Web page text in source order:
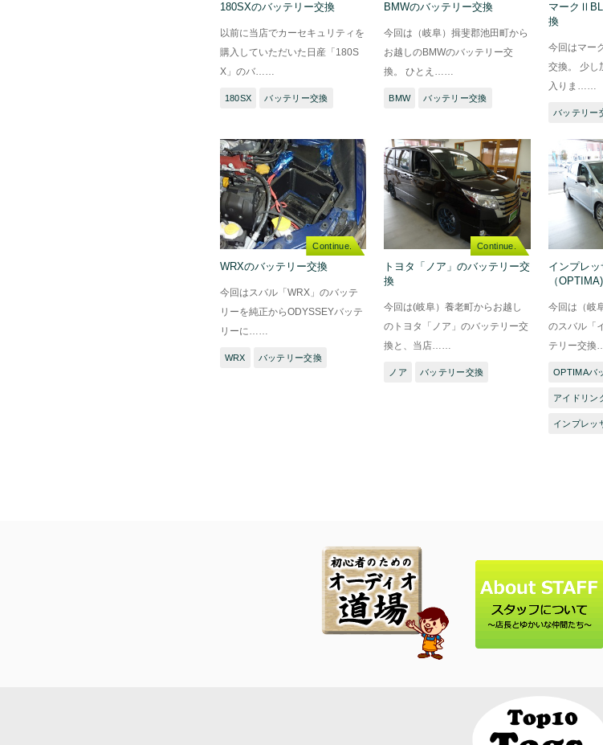
180SXのバッテリー交換
以前に当店でカーセキュリティを
購入していただいた日産「180S
X」のバ……
180SX バッテリー交換
BMWのバッテリー交換
今回は（岐阜）揖斐郡池田町から
お越しのBMWのバッテリー交
換。 ひとえ……
BMW バッテリー交換
マーク
換
今回はマー
交換。 少し
入りま……
バッテリー
Continue.
WRXのバッテリー交換
今回はスバル「WRX」のバッテ
リーを純正からODYSSEYバッテ
リーに……
WRX バッテリー交換
Continue.
トヨタ「ノア」のバッテリー交
換
今回は(岐阜）養老町からお越し
のトヨタ「ノア」のバッテリー交
換と、当店……
ノア バッテリー交換
インプレ
（OPTIMA)
今回は（岐
のスバル「
テリー交
OPTIMAバ
アイドリン
インプレッ